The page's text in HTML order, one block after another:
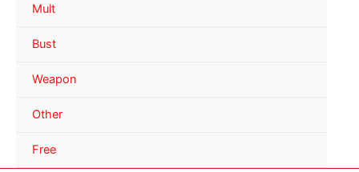
Mult
Bust
Weapon
Other
Free